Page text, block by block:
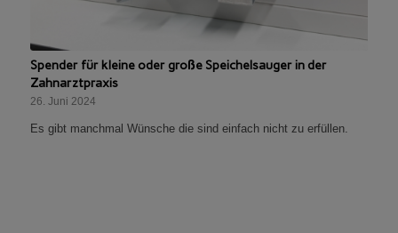
Spender für kleine oder große Speichelsauger in der
Zahnarztpraxis
26. Juni 2024
Es gibt manchmal Wünsche die sind einfach nicht zu erfüllen.